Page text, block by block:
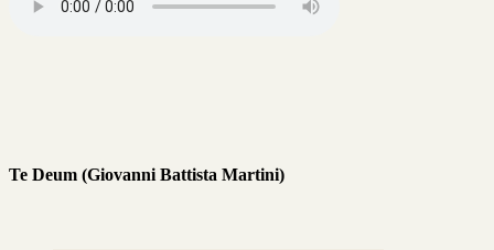
Te Deum (Giovanni Battista Martini)